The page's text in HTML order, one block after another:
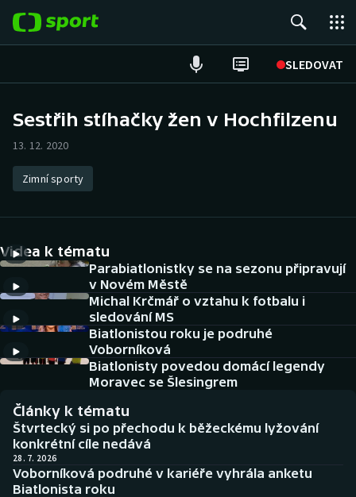
SLEDOVAT
Hokej
Tenis
Atletika
Cyklistika
DALŠÍ SPORTY
Americký fotbal
Baseball a softbal
Basketbal
Biatlon
Boby a skeleton
NEPŘEHLÉDNĚTE
Soutěže
Historické návraty
Aplikace ČT sport
AZ kvíz
Sestřih stíhačky žen v Hochfilzenu
13. 12. 2020
Zimní sporty
Videa k tématu
Parabiatlonistky se na sezonu připravují
v Novém Městě
Michal Krčmář o vztahu k fotbalu i
sledování MS
Biatlonistou roku je podruhé
Voborníková
Biatlonisty povedou domácí legendy
Moravec se Šlesingrem
Články k tématu
Štvrtecký si po přechodu k běžeckému lyžování
konkrétní cíle nedává
28. 7. 2026
Voborníková podruhé v kariéře vyhrála anketu
Biatlonista roku